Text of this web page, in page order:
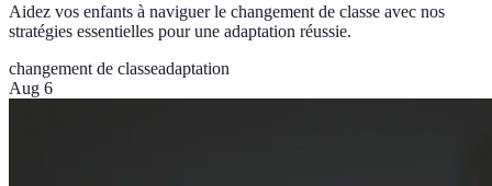
Aidez vos enfants à naviguer le changement de classe avec nos
stratégies essentielles pour une adaptation réussie.
changement de classeadaptation
Aug 6